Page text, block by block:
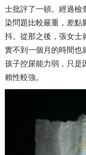
士批評了一頓。經過檢
染問題比較嚴重，差點
抖。從那之後，張女士
實不到一個月的時間也
孩子控尿能力弱，只是
賴性較強。